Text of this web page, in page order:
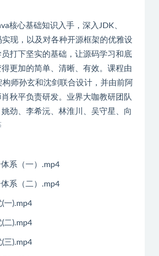
核心基础知识入手，深入JDK、
现，以及对各种开源框架的优雅设
打下坚实的基础，让源码学习和底
更加的简单、清晰、有效。课程由
师孙玄和沈剑联合设计，并由前阿
秋平负责研发。业界大咖教研团队
劲、李希沅、林淮川、吴守星、向
系（一）.mp4
系（二）.mp4
一).mp4
二).mp4
三).mp4